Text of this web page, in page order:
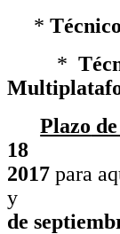
*
*
Plazo de
2017 para
y
de